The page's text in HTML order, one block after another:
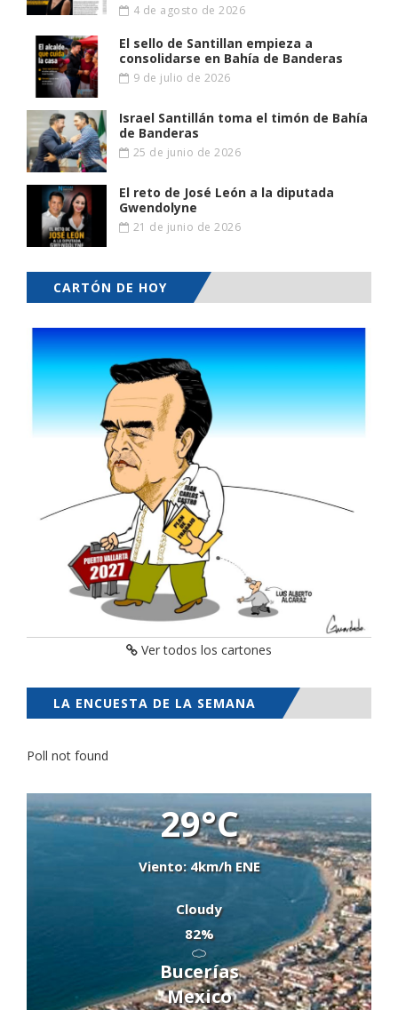
4 de agosto de 2026
El sello de Santillan empieza a
consolidarse en Bahía de Banderas
9 de julio de 2026
Israel Santillán toma el timón de Bahía
de Banderas
25 de junio de 2026
El reto de José León a la diputada
Gwendolyne
21 de junio de 2026
CARTÓN DE HOY
Ver todos los cartones
LA ENCUESTA DE LA SEMANA
Poll not found
29°C
Viento: 4km/h ENE
Cloudy
82%
Bucerías
Mexico